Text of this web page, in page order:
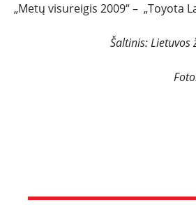
„Metų visureigis 2009“ – „Toyota
Šaltinis: